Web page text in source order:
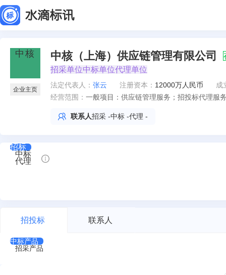
企业主页
中核（上海）供应链管理有限公司
招采单位中标单位代理单位
法定代表人 ： 张云 注册资本： 12000万人民币
成
经营范围： 一般项目：供应链管理服务；招投标代理服
服务；人工智能公共服务平台技术咨询服务
货物运输代理；物联网技术服务；数据处
联系人招采 -中标 -代理 -
招标
中标
代理
招投标 联系人
中标产品
招采产品